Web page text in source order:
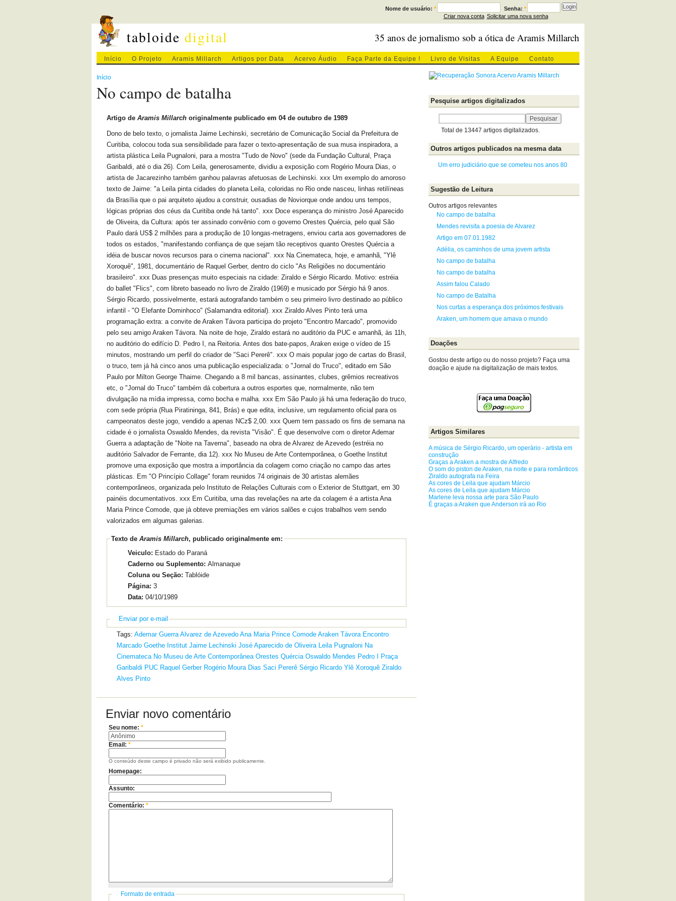
Nome de usuário: * Senha: *
Criar nova conta Solicitar uma nova senha
tabloide digital 35 anos de jornalismo sob a ótica de Aramis Millarch
Início O Projeto Aramis Millarch Artigos por Data Acervo Áudio Faça Parte da Equipe ! Livro de Visitas A Equipe Contato
Pesquise artigos digitalizados
Total de 13447 artigos digitalizados.
Outros artigos publicados na mesma data
Um erro judiciário que se cometeu nos anos 80
Sugestão de Leitura
Outros artigos relevantes
No campo de batalha
Mendes revisita a poesia de Alvarez
Artigo em 07.01.1982
Adélia, os caminhos de uma jovem artista
No campo de batalha
No campo de batalha
Assim falou Calado
No campo de Batalha
Nos curtas a esperança dos próximos festivais
Araken, um homem que amava o mundo
Doações
Gostou deste artigo ou do nosso projeto? Faça uma
doação e ajude na digitalização de mais textos.
Artigos Similares
A música de Sérgio Ricardo, um operário - artista em
construção
Graças a Araken a mostra de Alfredo
O som do piston de Araken, na noite e para românticos
Ziraldo autografa na Feira
As cores de Leila que ajudam Márcio
As cores de Leila que ajudam Márcio
Marlene leva nossa arte para São Paulo
É graças a Araken que Anderson irá ao Rio
Início
No campo de batalha
Artigo de Aramis Millarchoriginalmente publicado em 04 de outubro de 1989
Dono de belo texto, o jornalista Jaime Lechinski, secretário de Comunicação Social da Prefeitura de
Curitiba, colocou toda sua sensibilidade para fazer o texto-apresentação de sua musa inspiradora, a
artista plástica Leila Pugnaloni, para a mostra "Tudo de Novo" (sede da Fundação Cultural, Praça
Garibaldi, até o dia 26). Com Leila, generosamente, dividiu a exposição com Rogério Moura Dias, o
artista de Jacarezinho também ganhou palavras afetuosas de Lechinski. xxx Um exemplo do amoroso
texto de Jaime: "a Leila pinta cidades do planeta Leila, coloridas no Rio onde nasceu, linhas retilíneas
da Brasília que o pai arquiteto ajudou a construir, ousadias de Noviorque onde andou uns tempos,
lógicas próprias dos céus da Curitiba onde há tanto". xxx Doce esperança do ministro José Aparecido
de Oliveira, da Cultura: após ter assinado convênio com o governo Orestes Quércia, pelo qual São
Paulo dará US$ 2 milhões para a produção de 10 longas-metragens, enviou carta aos governadores de
todos os estados, "manifestando confiança de que sejam tão receptivos quanto Orestes Quércia a
idéia de buscar novos recursos para o cinema nacional". xxx Na Cinemateca, hoje, e amanhã, "Ylê
Xoroquê", 1981, documentário de Raquel Gerber, dentro do ciclo "As Religiões no documentário
brasileiro". xxx Duas presenças muito especiais na cidade: Ziraldo e Sérgio Ricardo. Motivo: estréia
do ballet "Flics", com libreto baseado no livro de Ziraldo (1969) e musicado por Sérgio há 9 anos.
Sérgio Ricardo, possivelmente, estará autografando também o seu primeiro livro destinado ao público
infantil - "O Elefante Dominhoco" (Salamandra editorial). xxx Ziraldo Alves Pinto terá uma
programação extra: a convite de Araken Távora participa do projeto "Encontro Marcado", promovido
pelo seu amigo Araken Távora. Na noite de hoje, Ziraldo estará no auditório da PUC e amanhã, às 11h,
no auditório do edifício D. Pedro I, na Reitoria. Antes dos bate-papos, Araken exige o vídeo de 15
minutos, mostrando um perfil do criador de "Saci Pererê". xxx O mais popular jogo de cartas do Brasil,
o truco, tem já há cinco anos uma publicação especializada: o "Jornal do Truco", editado em São
Paulo por Milton George Thaime. Chegando a 8 mil bancas, assinantes, clubes, grêmios recreativos
etc, o "Jornal do Truco" também dá cobertura a outros esportes que, normalmente, não tem
divulgação na mídia impressa, como bocha e malha. xxx Em São Paulo já há uma federação do truco,
com sede própria (Rua Piratininga, 841, Brás) e que edita, inclusive, um regulamento oficial para os
campeonatos deste jogo, vendido a apenas NCz$ 2,00. xxx Quem tem passado os fins de semana na
cidade é o jornalista Oswaldo Mendes, da revista "Visão". É que desenvolve com o diretor Ademar
Guerra a adaptação de "Noite na Taverna", baseado na obra de Alvarez de Azevedo (estréia no
auditório Salvador de Ferrante, dia 12). xxx No Museu de Arte Contemporânea, o Goethe Institut
promove uma exposição que mostra a importância da colagem como criação no campo das artes
plásticas. Em "O Princípio Collage" foram reunidos 74 originais de 30 artistas alemães
contemporâneos, organizada pelo Instituto de Relações Culturais com o Exterior de Stuttgart, em 30
painéis documentativos. xxx Em Curitiba, uma das revelações na arte da colagem é a artista Ana
Maria Prince Comode, que já obteve premiações em vários salões e cujos trabalhos vem sendo
valorizados em algumas galerias.
Texto deAramis Millarch, publicado originalmente em:
Veiculo: Estado do Paraná
Caderno ou Suplemento: Almanaque
Coluna ou Seção: Tablóide
Página: 3
Data: 04/10/1989
Enviar por e-mail
Tags: Ademar Guerra Alvarez de Azevedo Ana Maria Prince Comode Araken Távora Encontro
Marcado Goethe Institut Jaime Lechinski José Aparecido de Oliveira Leila Pugnaloni Na
Cinemateca No Museu de Arte Contemporânea Orestes Quércia Oswaldo Mendes Pedro I
Praça
Garibaldi PUC Raquel Gerber Rogério Moura Dias Saci Pererê Sérgio Ricardo Ylê Xoroquê Ziraldo
Alves Pinto
Enviar novo comentário
Seu nome: *
Email: *
O conteúdo deste campo é privado não será exibido publicamente.
Homepage:
Assunto:
Comentário: *
Formato de entrada